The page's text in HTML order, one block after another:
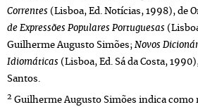
Correntes (Lisboa, Ed. Notícias, 1998), de
de Expressões Populares Portuguesas
Guilherme Augusto Simões; Novos
Idiomáticas (Lisboa, Ed. Sá da Costa,
Santos.
2 Guilherme Augusto Simões indica como